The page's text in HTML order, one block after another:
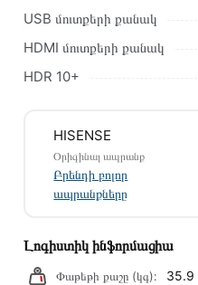
Մեր պրոֆեսիոնալ
կկապվեն ձեզ հետ՝
պայմանները։ Նախքան
խորհուրդ ենք տալիս կարդալ
Տվյալ ապրանքը
կատարվում է 14 օրվա
USB մուտքերի քանակ
HDMI մուտքերի քանակ
HDR 10+
HISENSE
Օրիգինալ ապրանք
Բրենդի բոլոր
ապրանքները
Լոգիստիկ ինֆորմացիա
Փաթեթի քաշը (կգ): 35.9